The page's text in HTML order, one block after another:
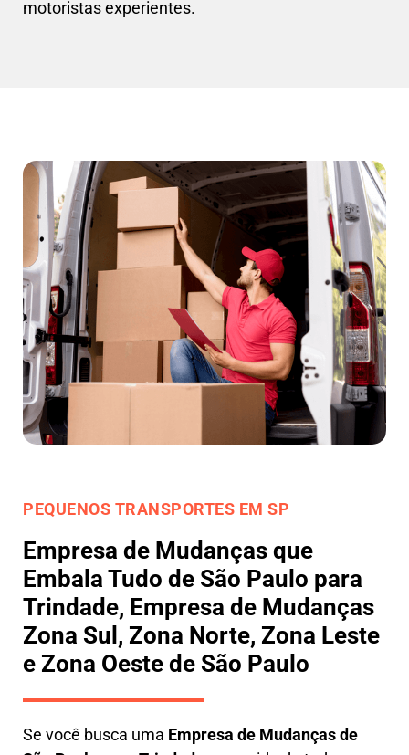
motoristas experientes.
PEQUENOS TRANSPORTES EM SP
Empresa de Mudanças que
Embala Tudo de São Paulo para
Trindade, Empresa de Mudanças
Zona Sul, Zona Norte, Zona Leste
e Zona Oeste de São Paulo
Se você busca uma Empresa de Mudanças de